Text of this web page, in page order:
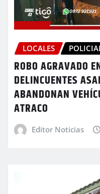
LOCALES
ROBO AGRAVADO
DELINCUENTES
ABANDONAN
ATRACO
Editor Noticias